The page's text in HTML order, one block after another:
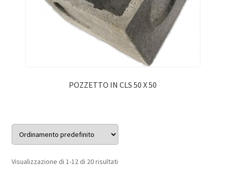
POZZETTO IN CLS 50 X 50
Visualizzazione di 1-12 di 20 risultati